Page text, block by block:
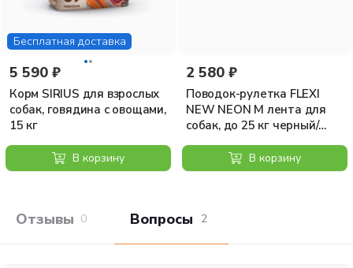
Бесплатная доставка
5 590 ₽
Корм SIRIUS для взрослых
собак, говядина с овощами,
15 кг
В корзину
2 580 ₽
Поводок-рулетка FLEXI
NEW NEON M лента для
собак, до 25 кг черный/
оранжевый 5 м
В корзину
Отзывы покупателей
0 Вопросы и
2